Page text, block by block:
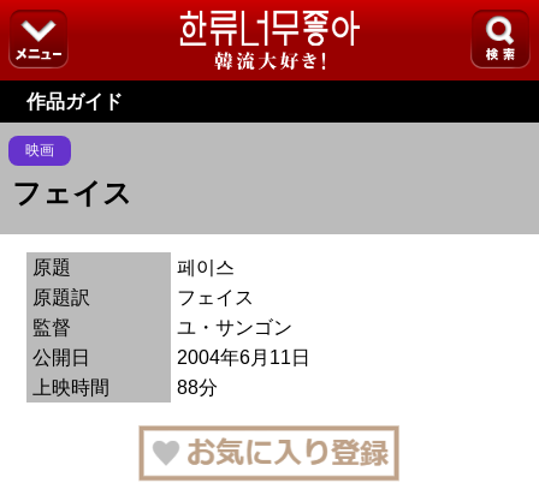
作品ガイド
映画
フェイス
原題
페이스
原題訳
フェイス
監督
ユ・サンゴン
公開日
2004年6月11日
上映時間
88分